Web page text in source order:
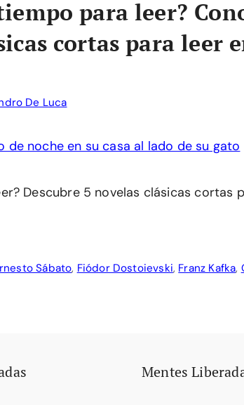
para leer?
cortas para leer
De Luca
Descubre 5 novelas clásicas cortas
Sábato, Fiódor Dostoievski, Franz Kafka,
Mentes